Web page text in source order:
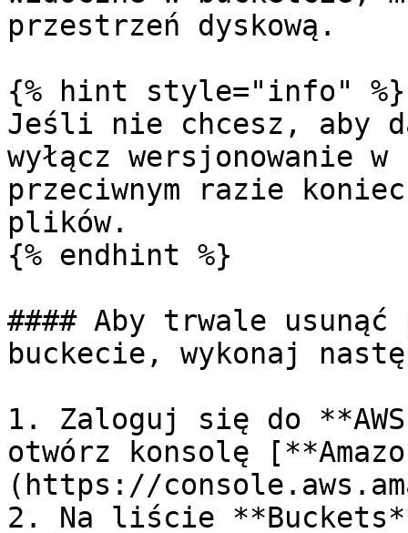
przestrzeń dyskową.
{% hint style="info" %}
Jeśli nie chcesz, aby
wyłącz wersjonowanie
przeciwnym razie
plików.
{% endhint %}
#### Aby trwale
buckecie, wykonaj
1. Zaloguj się do
otwórz konsolę
(https://
2. Na liście